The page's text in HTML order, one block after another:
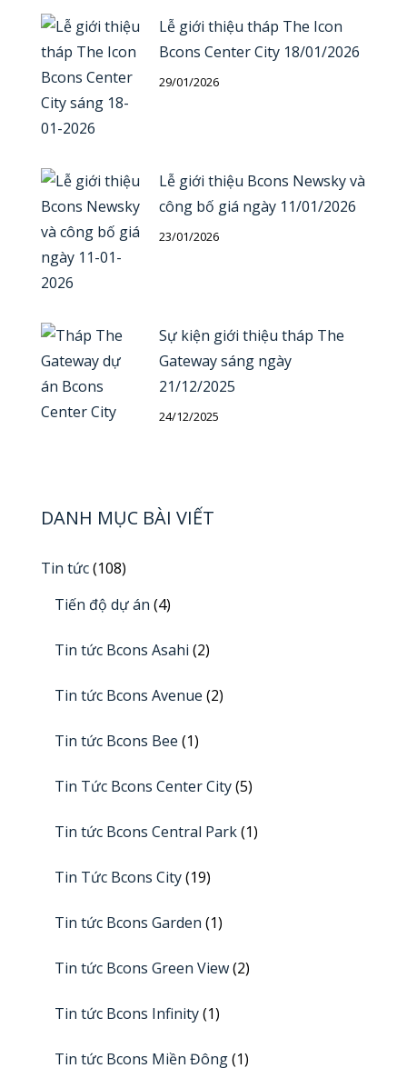
Lễ giới thiệu tháp The Icon
Bcons Center City 18/01/2026
29/01/2026
Lễ giới thiệu Bcons Newsky và
công bố giá ngày 11/01/2026
23/01/2026
Sự kiện giới thiệu tháp The
Gateway sáng ngày
21/12/2025
24/12/2025
DANH MỤC BÀI VIẾT
Tin tức(108)
Tiến độ dự án (4)
Tin tức Bcons Asahi (2)
Tin tức Bcons Avenue (2)
Tin tức Bcons Bee (1)
Tin Tức Bcons Center City(5)
Tin tức Bcons Central Park(1)
Tin Tức Bcons City(19)
Tin tức Bcons Garden (1)
Tin tức Bcons Green View(2)
Tin tức Bcons Infinity(1)
Tin tức Bcons Miền Đông(1)